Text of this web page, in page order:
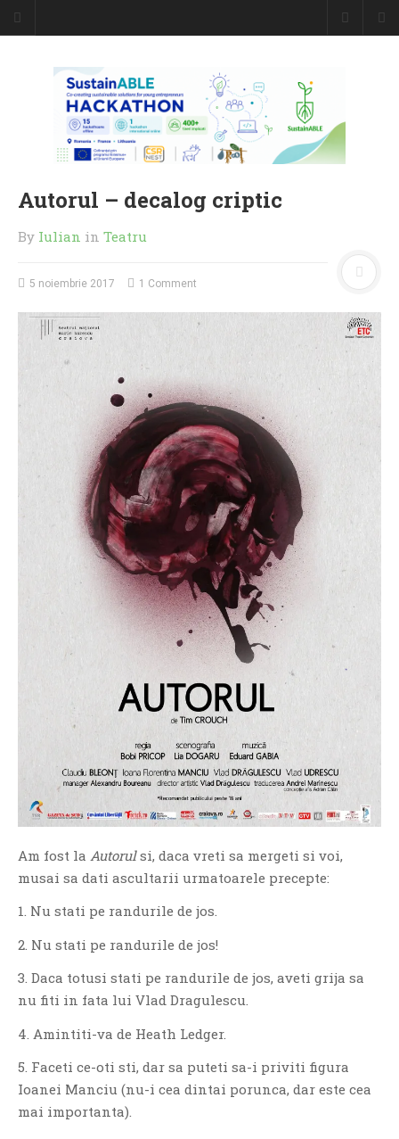
Autorul – decalog criptic
By Iulian in Teatru
5 noiembrie 2017 1 Comment
Am fost la Autorulsi, daca vreti sa mergeti si voi,
musai sa dati ascultarii urmatoarele precepte:
1. Nu stati pe randurile de jos.
2. Nu stati pe randurile de jos!
3. Daca totusi stati pe randurile de jos, aveti grija sa
nu fiti in fata lui Vlad Dragulescu.
4. Amintiti-va de Heath Ledger.
5. Faceti ce-oti sti, dar sa puteti sa-i priviti figura
Ioanei Manciu (nu-i cea dintai porunca, dar este cea
mai importanta).